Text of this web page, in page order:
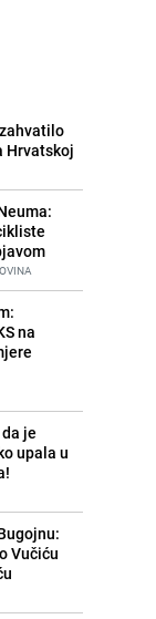
Hrvatskoj
na
je
upala u
Vučiću